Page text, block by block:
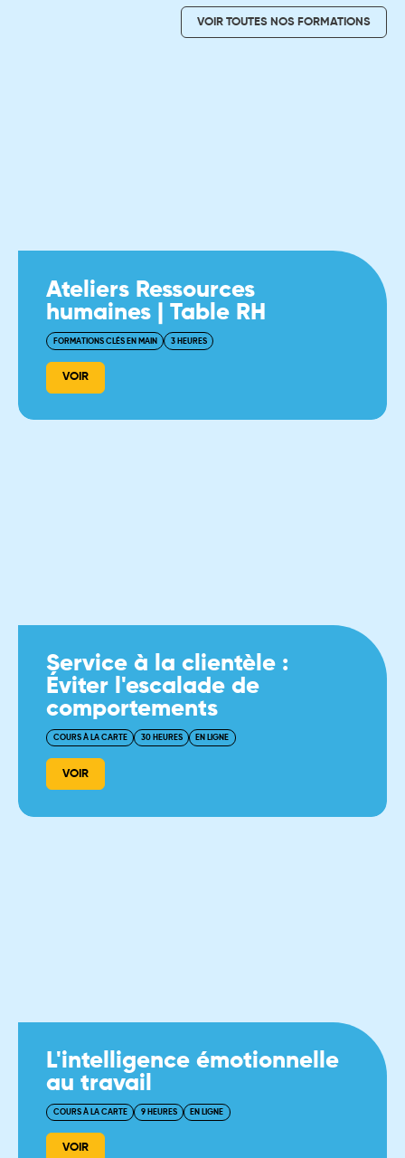
VOIR TOUTES NOS FORMATIONS
Ateliers Ressources
humaines | Table RH
FORMATIONS CLÉS EN MAIN 3 HEURES
VOIR
Service à la clientèle :
Éviter l'escalade de
comportements
COURS À LA CARTE 30 HEURES EN LIGNE
VOIR
L'intelligence émotionnelle
au travail
COURS À LA CARTE 9 HEURES EN LIGNE
VOIR